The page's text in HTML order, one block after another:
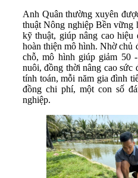
Anh Quân thường xuyên
thuật Nông nghiệp Bền vững
kỹ thuật, giúp nâng cao
hoàn thiện mô hình. Nhờ chủ
chỗ, mô hình giúp giảm 50
nuôi, đồng thời nâng cao sức
tính toán, mỗi năm gia đình
đồng chi phí, một con số
nghiệp.